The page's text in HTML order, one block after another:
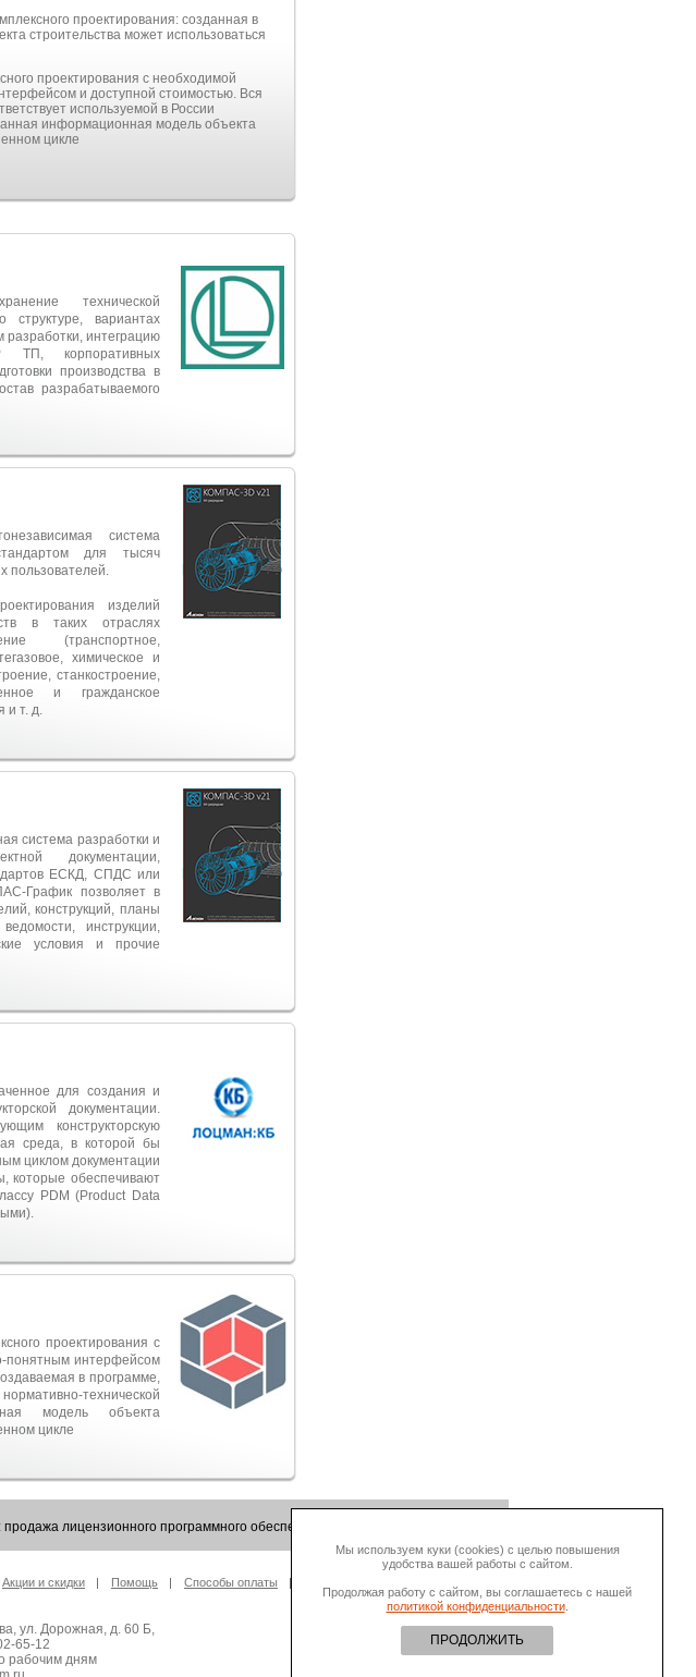
проектирования: созданная в
строительства может использоваться
проектирования с необходимой
и доступной стоимостью. Вся
используемой в России
информационная модель объекта
цикле
технической
вариантах
интеграцию
ТП, корпоративных
производства в
разрабатываемого
система
для тысяч
пользователей.
изделий
в таких отраслях
(транспортное,
химическое и
станкостроение,
и гражданское
и т. д.
система разработки и
документации,
ЕСКД, СПДС или
График позволяет в
конструкций, планы
инструкции,
условия и прочие
для создания и
документации.
конструкторскую
среда, в которой бы
циклом документации
которые обеспечивают
PDM (Product Data
проектирования с
понятным интерфейсом
в программе,
технической
модель объекта
цикле
лицензионного программного обеспечения.
Акции и скидки Помощь Способы оплаты
ул. Дорожная, д. 60 Б,
65-12
рабочим дням
Мы используем куки (cookies) с целью повышения
удобства вашей работы с сайтом.
Продолжая работу с сайтом, вы соглашаетесь с нашей
политикой конфиденциальности.
ПРОДОЛЖИТЬ